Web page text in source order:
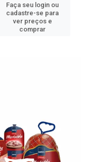
Faça seu login ou
cadastre-se para
ver preços e
comprar